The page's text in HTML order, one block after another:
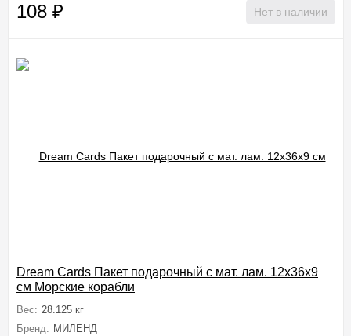
108 ₽ Нет в наличии
Dream Cards Пакет подарочный с мат. лам. 12x36x9
см Морские корабли
Вес: 28.125 кг
Бренд: МИЛЕНД